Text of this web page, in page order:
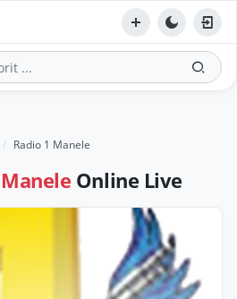
Radio 1 Manele
Online Live